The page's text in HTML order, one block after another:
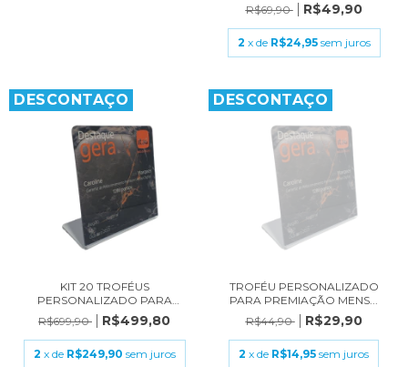
R$69,90
R$49,90
2 x de R$24,95 sem juros
DESCONTAÇO
KIT 20 TROFÉUS
PERSONALIZADO PARA
PREMIA...
R$699,90 R$499,80
2 x de R$249,90 sem juros
DESCONTAÇO
TROFÉU PERSONALIZADO
PARA PREMIAÇÃO MENS...
R$44,90
R$29,90
2 x de R$14,95 sem juros